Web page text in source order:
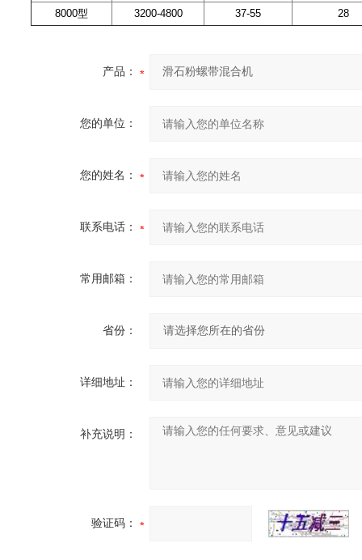
8000型
3200-4800 37-55 28
产品：
您的单位：
您的姓名：
联系电话：
常用邮箱：
省份：
详细地址：
补充说明：
验证码：